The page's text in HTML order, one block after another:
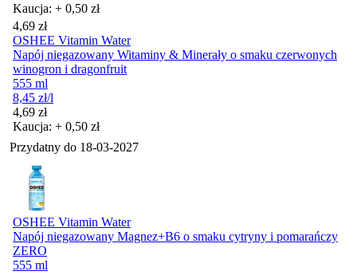
Kaucja: + 0,50 zł
Cena
4,69 zł
OSHEE Vitamin Water
Napój niegazowany Witaminy & Minerały o smaku czerwonych
winogron i dragonfruit
555 ml
8,45 zł/l
Cena
4,69 zł
Kaucja: + 0,50 zł
Przydatny do 18-03-2027
OSHEE Vitamin Water
Napój niegazowany Magnez+B6 o smaku cytryny i pomarańczy
ZERO
555 ml